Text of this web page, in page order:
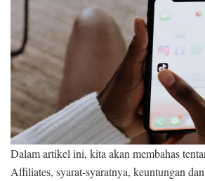
Dalam artikel ini, kita akan membahas
Affiliates, syarat-syaratnya, keuntungan